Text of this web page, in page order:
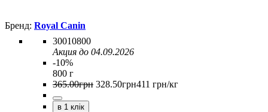
Royal Canin
30010800
Акция до 04.09.2026
-10%
800 г
365.00грн 328.50грн411 грн/кг
в 1 клік